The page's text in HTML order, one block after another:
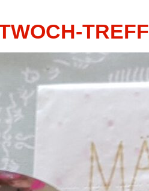
TREFF